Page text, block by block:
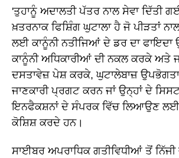
'ਤੁਹਾਨੂੰ ਅਦਾਲਤੀ ਪੱਤਰ ਨਾਲ ਸੇਵਾ ਦਿੱਤੀ
ਖ਼ਤਰਨਾਕ ਫਿਸ਼ਿੰਗ ਘੁਟਾਲਾ ਹੈ ਜੋ ਪੀੜਤਾਂ
ਲਈ ਕਾਨੂੰਨੀ ਨਤੀਜਿਆਂ ਦੇ ਡਰ ਦਾ ਫਾਇਦਾ
ਕਾਨੂੰਨੀ ਅਧਿਕਾਰੀਆਂ ਦੀ ਨਕਲ ਕਰਕੇ ਅਤੇ
ਦਸਤਾਵੇਜ਼ ਪੇਸ਼ ਕਰਕੇ, ਘੁਟਾਲੇਬਾਜ਼
ਜਾਣਕਾਰੀ ਪ੍ਰਗਟ ਕਰਨ ਜਾਂ ਉਨ੍ਹਾਂ ਦੇ
ਇਨਫੈਕਸ਼ਨਾਂ ਦੇ ਸੰਪਰਕ ਵਿੱਚ ਲਿਆਉਣ ਲਈ
ਕੋਸ਼ਿਸ਼ ਕਰਦੇ ਹਨ।
ਸਾਈਬਰ ਅਪਰਾਧਿਕ ਗਤੀਵਿਧੀਆਂ ਤੋਂ ਨਿੱਜੀ